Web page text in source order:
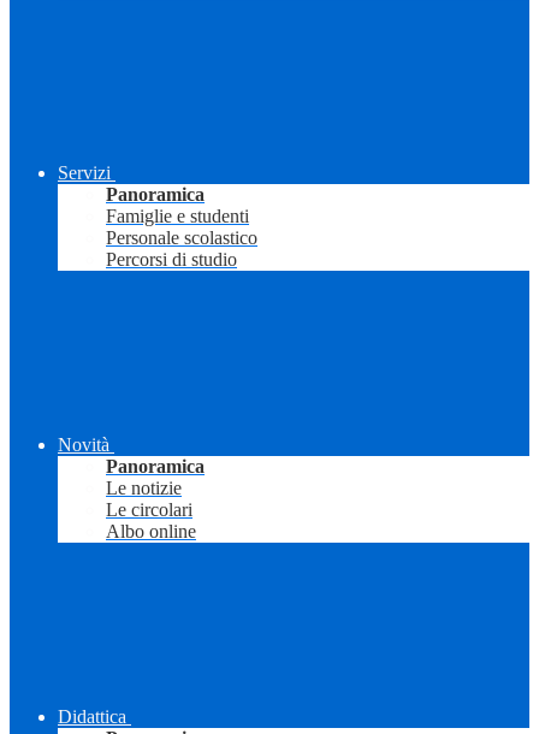
Servizi
Panoramica
Famiglie e studenti
Personale scolastico
Percorsi di studio
Novità
Panoramica
Le notizie
Le circolari
Albo online
Didattica